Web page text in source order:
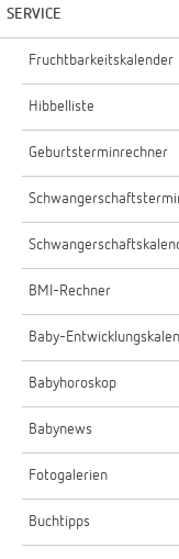
SERVICE
Fruchtbarkeitskalender
Hibbelliste
Geburtsterminrechner
BMI-Rechner
Baby-
Babyhoroskop
Babynews
Fotogalerien
Buchtipps